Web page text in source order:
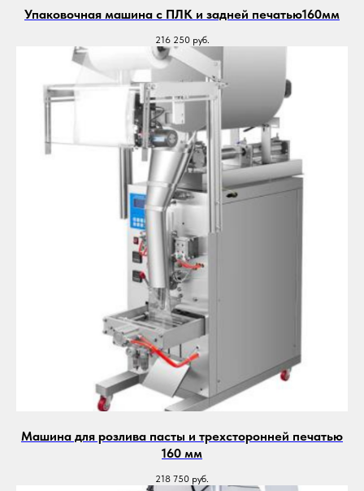
Упаковочная машина с ПЛК и задней печатью160мм
216 250 руб.
Машина для розлива пасты и трехсторонней печатью
160 мм
218 750 руб.